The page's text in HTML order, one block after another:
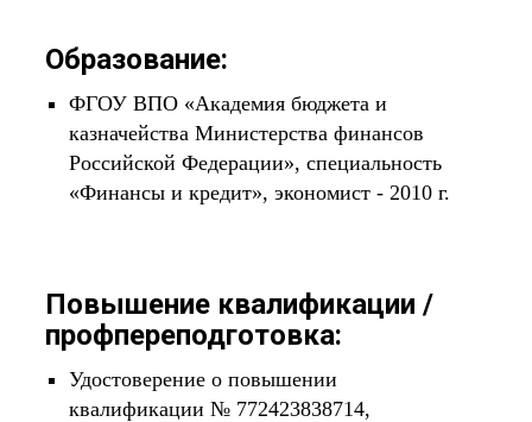
Образование:
ФГОУ ВПО «Академия бюджета и
казначейства Министерства финансов
Российской Федерации», специальность
«Финансы и кредит», экономист - 2010 г.
Повышение квалификации /
профпереподготовка:
Удостоверение о повышении
квалификации № 772423838714,